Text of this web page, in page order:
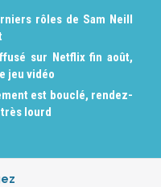
rôles de Sam Neill
sur Netflix fin août,
jeu vidéo
est bouclé, rendez-
lourd